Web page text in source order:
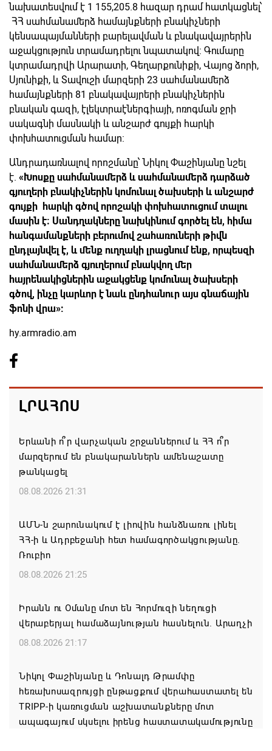
նախատեսվում է 1 155,205.8 հազար դրամ հատկացնել՝
ՀՀ սահմանամերձ համայնքների բնակիչների
կենսապայմանների բարելավման և բնակավայրերին
աջակցություն տրամադրելու նպատակով: Գումարը
կտրամադրվի Արարատի, Գեղարքունիքի, Վայոց ձորի,
Սյունիքի, և Տավուշի մարզերի 23 սահմանամերձ
համայնքների 81 բնակավայրերի բնակիչներին
բնական գազի, էլեկտրաէներգիայի, ոռոգման ջրի
սակագնի մասնակի և անշարժ գույքի հարկի
փոխհատուցման համար:
Անդրադառնալով որոշմանը՝ Նիկոլ Փաշինյանը նշել
է. «Խոսքը սահմանամերձ և սահմանամերձ դարձած
գյուղերի բնակիչներին կոմունալ ծախսերի և անշարժ
գույքի հարկի գծով որոշակի փոխհատուցում տալու
մասին է։ Սանդղակները նախկինում գործել են, հիմա
հանգամանքների բերումով շահառուների թիվն
ընդլայնվել է, և մենք ուղղակի լրացնում ենք, որպեսզի
սահմանամերձ գյուղերում բնակվող մեր
հայրենակիցներին աջակցենք կոմունալ ծախսերի
գծով, ինչը կարևոր է նաև ընդհանուր այս գնաճային
ֆոնի վրա»:
hy.armradio.am
ԼՐԱՀՈՍ
Երևանի ո՞ր վարչական շրջաններում և ՀՀ ո՞ր
մարզերում են բնակարաններն ամենաշատը
թանկացել
08.08.2026 21:31
ԱՄՆ-ն շարունակում է լիովին հանձնառու լինել
ՀՀ-ի և Ադրբեջանի հետ համագործակցությանը.
Ռուբիո
08.08.2026 21:25
Իրանն ու Օմանը մոտ են Հորմուզի նեղուցի
վերաբերյալ համաձայնության հասնելուն. Արաղչի
08.08.2026 21:17
Նիկոլ Փաշինյանը և Դոնալդ Թրամփը
հեռախոսազրույցի ընթացքում վերահաստատել են
TRIPP-ի կառուցման աշխատանքները մոտ
ապագայում սկսելու իրենց հաստատակամությունը